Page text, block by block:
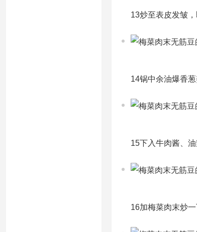
13炒至表皮发皱，
14锅中余油爆香葱
15下入牛肉酱、油
16加梅菜肉末炒一